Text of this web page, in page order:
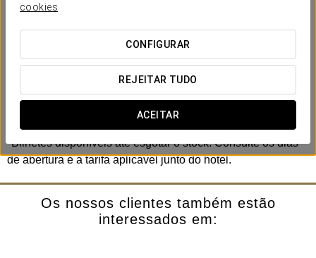
cookies
CONFIGURAR
REJEITAR TUDO
ACEITAR
Entrada Parque Warner Madrid
Desfrute de uma experiência inesquecível no Parque
Warner de Madrid com a nossa promoção especial. Inclui
um bilhete individual (infantil ou adulto) válido para um dia
completo de aventuras e emoções.
*Crianças com menos de 100 cm entram gratuitamente.
*Bilhetes disponíveis até esgotar o stock. Consulte os dias
de abertura e a tarifa aplicável junto do hotel.
Os nossos clientes também estão
interessados em: